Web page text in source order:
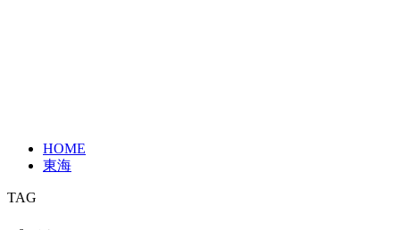
HOME
東海
TAG